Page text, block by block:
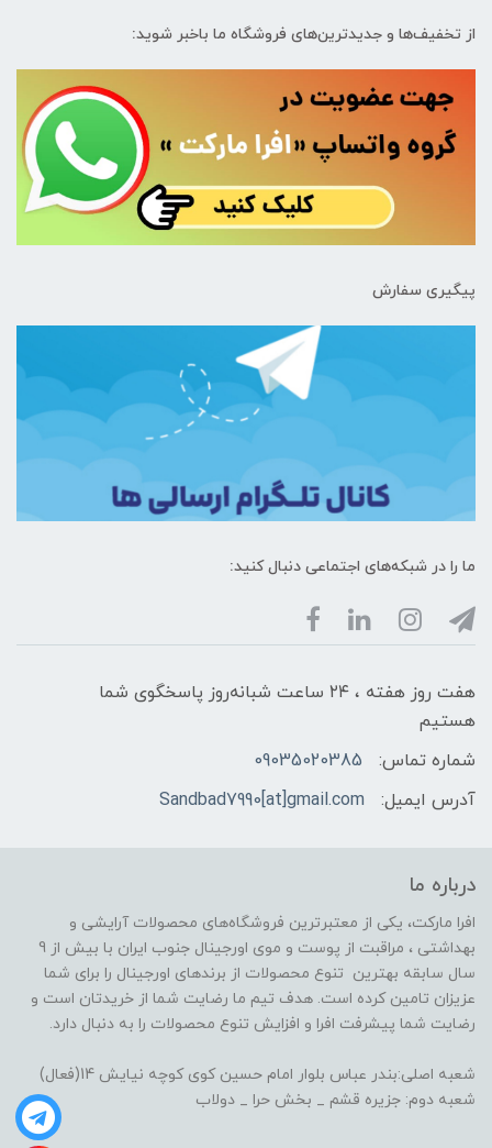
از تخفیف‌ها و جدیدترین‌های فروشگاه ما باخبر شوید:
پیگیری سفارش
ما را در شبکه‌های اجتماعی دنبال کنید:
هفت روز هفته ، ۲۴ ساعت شبانه‌روز پاسخگوی شما
هستیم
شماره تماس:
09035020385
آدرس ایمیل:
Sandbad7990[at]gmail.com
درباره ما
افرا مارکت، یکی از معتبرترین فروشگاه‌های محصولات آرایشی و
بهداشتی ، مراقبت از پوست و موی اورجینال جنوب ایران با بیش از 9
سال سابقه بهترین تنوع محصولات از برندهای اورجینال را برای شما
عزیزان تامین کرده است. هدف تیم ما رضایت شما از خریدتان است و
رضایت شما پیشرفت افرا و افزایش تنوع محصولات را به دنبال دارد.
شعبه اصلی:بندر عباس بلوار امام حسین کوی کوچه نیایش 14(فعال)
شعبه دوم: جزیره قشم _ بخش حرا _ دولاب